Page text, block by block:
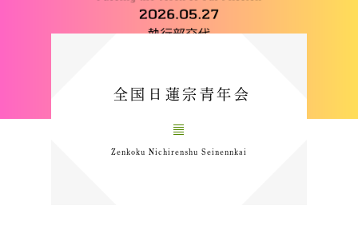
全国日蓮宗青年会
Zenkoku Nichirenshu Seinennkai